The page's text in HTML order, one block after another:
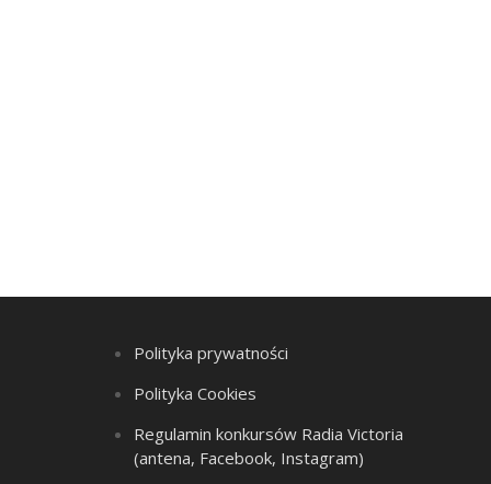
Polityka prywatności
Polityka Cookies
Regulamin konkursów Radia Victoria
(antena, Facebook, Instagram)